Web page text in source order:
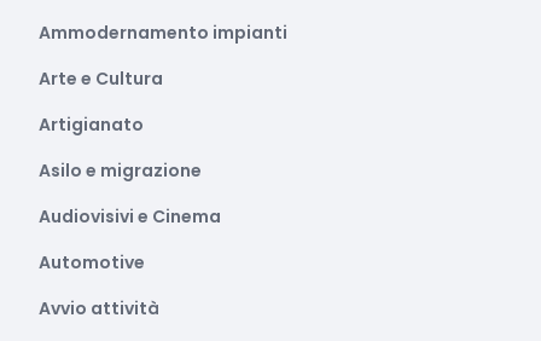
Ammodernamento impianti
Arte e Cultura
Artigianato
Asilo e migrazione
Audiovisivi e Cinema
Automotive
Avvio attività